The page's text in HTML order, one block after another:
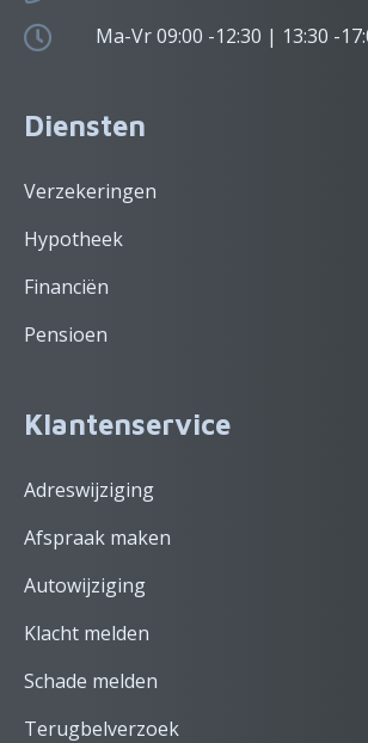
Ma-Vr 09:00 -12:30 | 13:30 -
Diensten
Verzekeringen
Hypotheek
Financiën
Pensioen
Klantenservice
Adreswijziging
Afspraak maken
Autowijziging
Klacht melden
Schade melden
Terugbelverzoek